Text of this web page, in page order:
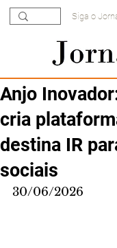
Siga o
Anjo
cria
destina IR
sociais
30/06/2026